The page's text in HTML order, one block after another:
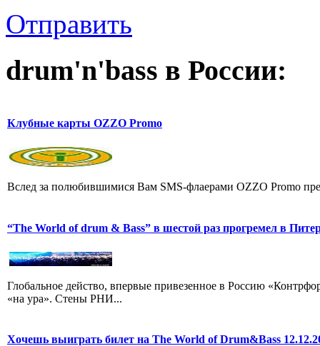
Отправить
drum'n'bass в России:
Клубные карты OZZO Promo
Вслед за полюбившимися Вам SMS-флаерами OZZO Promo
“The World of drum & Bass” в шестой раз прогремел в
Глобальное действо, впервые привезенное в Россию
«на ура». Стены РНИ...
Хочешь выиграть билет на The World of Drum&Bass